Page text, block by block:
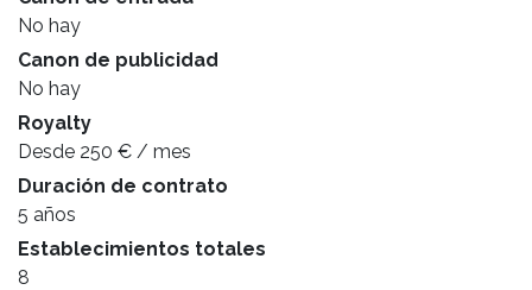
No hay
Canon de publicidad
No hay
Royalty
Desde 250 € / mes
Duración de contrato
5 años
Establecimientos totales
8